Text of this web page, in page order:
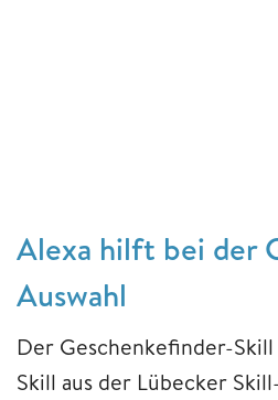
Alexa hilft bei der
Auswahl
Der Geschenkefinder-
Skill aus der Lübecker